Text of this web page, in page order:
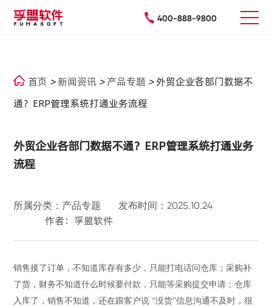
400-888-9800
首页 > 新闻资讯 > 产品专题 > 外贸企业各部门数据不
通？ERP管理系统打通业务流程
外贸企业各部门数据不通？ERP管理系统打通业务
流程
所属分类：产品专题 发布时间：2025.10.24
作者：孚盟软件
销售接了订单，不知道库存有多少，只能打电话问仓库；采购补
了货，财务不知道什么时候要付款，只能等采购提交申请；仓库
入库了，销售不知道，还在跟客户说 “没货”信息沟通不及时，很